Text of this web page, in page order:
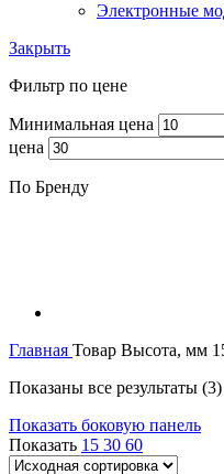
Электронные
Закрыть
Фильтр по цене
Минимальная цена
цена
По Бренду
Главная Товар Высота, мм
Показаны все результаты (3)
Показать боковую панель
Показать 15 30 60